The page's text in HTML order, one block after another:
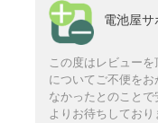
電池屋サ
この度はレビュー
についてご不便を
なかったとのこと
よりお待ちしてお